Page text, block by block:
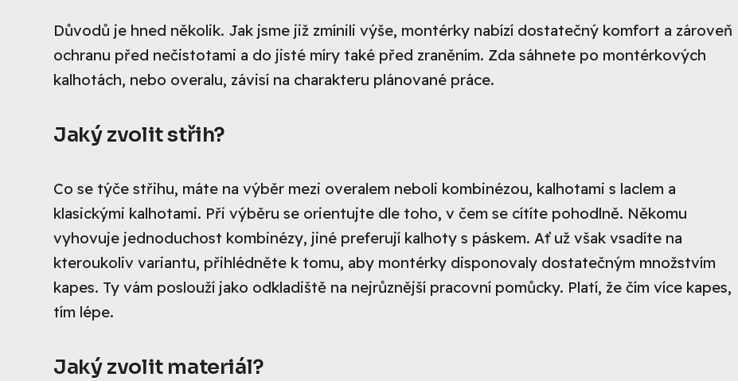
Důvodů je hned několik. Jak jsme již zmínili výše, montérky nabízí dostatečný komfort a zároveň
ochranu před nečistotami a do jisté míry také před zraněním. Zda sáhnete po montérkových
kalhotách, nebo overalu, závisí na charakteru plánované práce.
Jaký zvolit střih?
Co se týče střihu, máte na výběr mezi overalem neboli kombinézou, kalhotami s laclem a
klasickými kalhotami. Při výběru se orientujte dle toho, v čem se cítíte pohodlně. Někomu
vyhovuje jednoduchost kombinézy, jiné preferují kalhoty s páskem. Ať už však vsadíte na
kteroukoliv variantu, přihlédněte k tomu, aby montérky disponovaly dostatečným množstvím
kapes. Ty vám poslouží jako odkladiště na nejrůznější pracovní pomůcky. Platí, že čím více kapes,
tím lépe.
Jaký zvolit materiál?